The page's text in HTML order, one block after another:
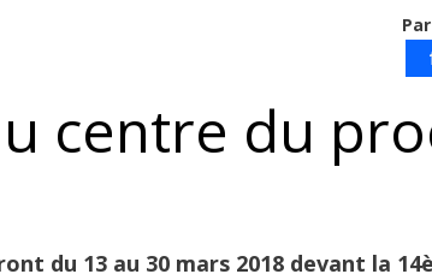
centre du
du 13 au 30 mars 2018 devant la